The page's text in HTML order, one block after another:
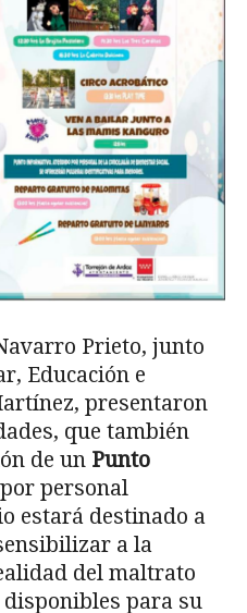
Prieto, junto
Educación e
presentaron
que también
de un Punto
personal
estará destinado a
a la
del maltrato
para su